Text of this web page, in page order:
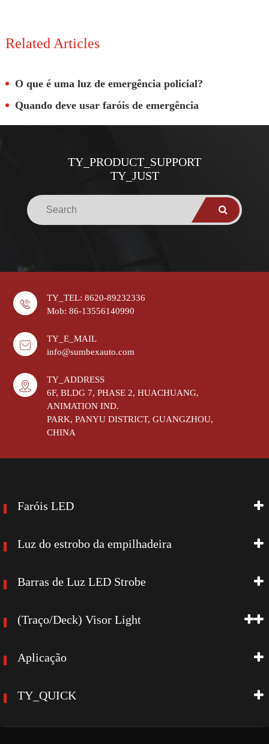
Related Articles
O que é uma luz de emergência policial?
Quando deve usar faróis de emergência
TY_PRODUCT_SUPPORT
TY_JUST
TY_TEL: 8620-89232336
Mob: 86-13556140990
TY_E_MAIL
info@sumbexauto.com
TY_ADDRESS
6F, BLDG 7, PHASE 2, HUACHUANG,
ANIMATION IND.
PARK, PANYU DISTRICT, GUANGZHOU,
CHINA
Faróis LED
Luz do estrobo da empilhadeira
Barras de Luz LED Strobe
(Traço/Deck) Visor Light
Aplicação
TY_QUICK